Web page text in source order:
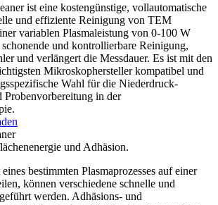
ist eine kostengünstige, vollautomatische
und effiziente Reinigung von TEM
variablen Plasmaleistung von 0-100 W
und kontrollierbare Reinigung,
und verlängert die Messdauer. Es ist mit den
Mikroskophersteller kompatibel und
Wahl für die Niederdruck-
Probenvorbereitung in der
und Adhäsion.
bestimmten Plasmaprozesses auf einer
können verschiedene schnelle und
werden. Adhäsions- und